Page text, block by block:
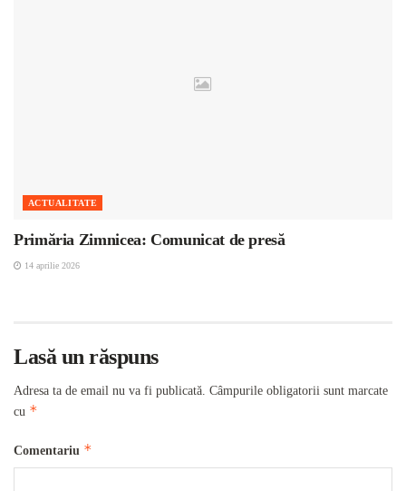
ACTUALITATE
Primăria Zimnicea: Comunicat de presă
14 aprilie 2026
Lasă un răspuns
Adresa ta de email nu va fi publicată. Câmpurile obligatorii sunt marcate
cu *
Comentariu *